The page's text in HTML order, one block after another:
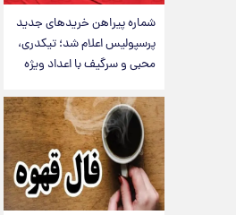
شماره پیراهن خریدهای جدید
پرسپولیس اعلام شد؛ تیکدری،
محبی و سرگیف با اعداد ویژه